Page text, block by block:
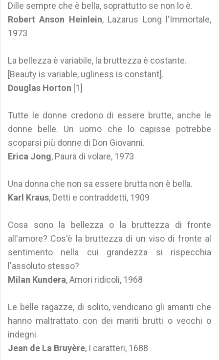
Dille sempre che è bella, soprattutto se non lo è.
Robert Anson Heinlein, Lazarus Long l'Immortale,
1973
La bellezza è variabile, la bruttezza è costante.
[Beauty is variable, ugliness is constant].
Douglas Horton [1]
Tutte le donne credono di essere brutte, anche le
donne belle. Un uomo che lo capisse potrebbe
scoparsi più donne di Don Giovanni.
Erica Jong, Paura di volare, 1973
Una donna che non sa essere brutta non è bella.
Karl Kraus, Detti e contraddetti, 1909
Cosa sono la bellezza o la bruttezza di fronte
all'amore? Cos'è la bruttezza di un viso di fronte al
sentimento nella cui grandezza si rispecchia
l'assoluto stesso?
Milan Kundera, Amori ridicoli, 1968
Le belle ragazze, di solito, vendicano gli amanti che
hanno maltrattato con dei mariti brutti o vecchi o
indegni.
Jean de La Bruyère, I caratteri, 1688